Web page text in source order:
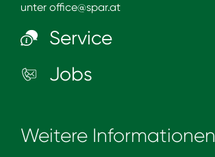
unter office@spar.at
Service
Jobs
Weitere Informationen